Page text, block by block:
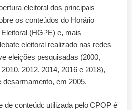
eleitoral dos principais
os conteúdos do Horário
(HGPE) e, mais
eleitoral realizado nas redes
eleições pesquisadas (2000,
2012, 2014, 2016 e 2018),
desarmamento, em 2005.
de conteúdo utilizada pelo CPOP é